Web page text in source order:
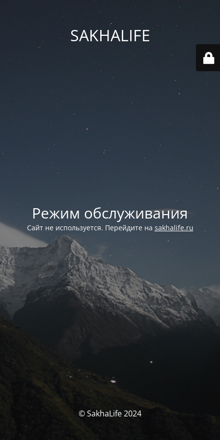
SAKHALIFE
Режим обслуживания
Сайт не используется. Перейдите на sakhalife.ru
© SakhaLife 2024